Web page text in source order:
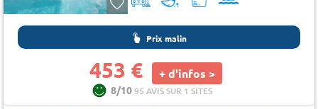
Prix malin
453 € + d'infos >
8/1095 AVIS SUR 1 SITES